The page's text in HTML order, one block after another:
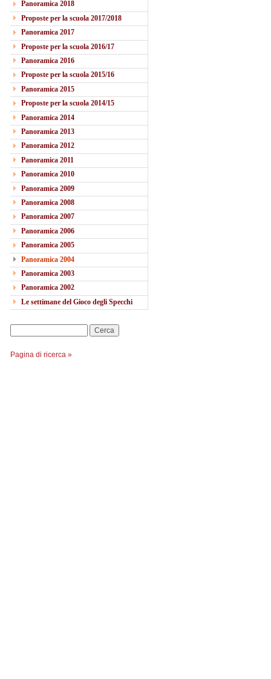
Panoramica 2018
Proposte per la scuola 2017/2018
Panoramica 2017
Proposte per la scuola 2016/17
Panoramica 2016
Proposte per la scuola 2015/16
Panoramica 2015
Proposte per la scuola 2014/15
Panoramica 2014
Panoramica 2013
Panoramica 2012
Panoramica 2011
Panoramica 2010
Panoramica 2009
Panoramica 2008
Panoramica 2007
Panoramica 2006
Panoramica 2005
Panoramica 2004
Panoramica 2003
Panoramica 2002
Le settimane del Gioco degli Specchi
Pagina di ricerca »